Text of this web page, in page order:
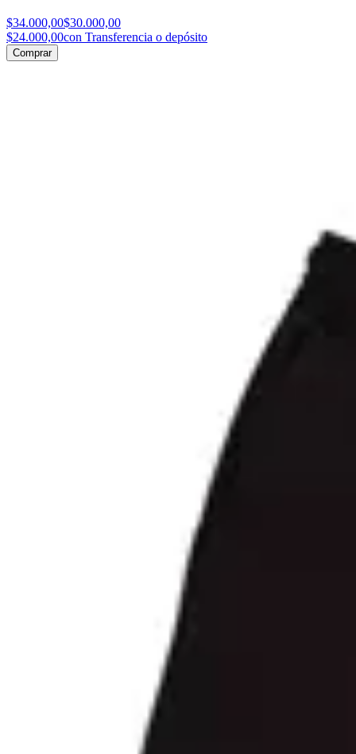
$34.000,00$30.000,00
$24.000,00con Transferencia o depósito
Comprar